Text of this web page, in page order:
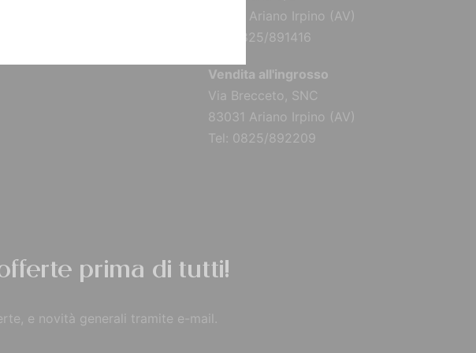
83031 Ariano Irpino (AV)
Tel: 0825/891416
Vendita all'ingrosso
Via Brecceto, SNC
83031 Ariano Irpino (AV)
Tel: 0825/892209
prima di tutti!
e novità generali tramite e-mail.